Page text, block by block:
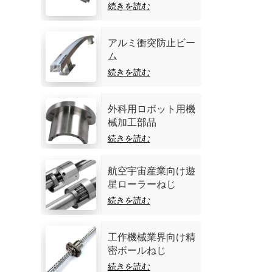
続きを読む
アルミ衝突防止ビー
ム
続きを読む
外科用ロボット用機
械加工部品
続きを読む
航空宇宙産業向け遊
星ローラーねじ
続きを読む
工作機械業界向け精
密ボールねじ
続きを読む